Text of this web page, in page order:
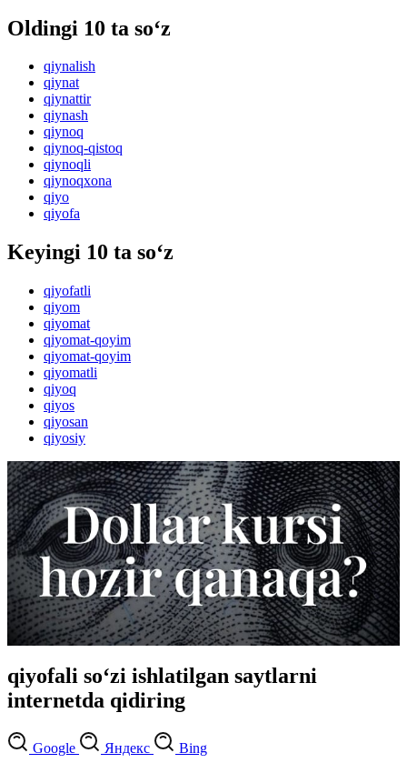
Oldingi 10 ta so‘z
qiynalish
qiynat
qiynattir
qiynash
qiynoq
qiynoq-qistoq
qiynoqli
qiynoqxona
qiyo
qiyofa
Keyingi 10 ta so‘z
qiyofatli
qiyom
qiyomat
qiyomat-qoyim
qiyomat-qoyim
qiyomatli
qiyoq
qiyos
qiyosan
qiyosiy
qiyofali so‘zi ishlatilgan saytlarni
internetda qidiring
Google Яндекс Bing